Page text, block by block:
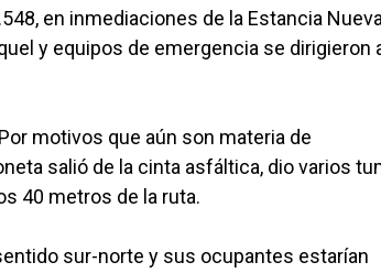
en inmediaciones de la Estancia
y equipos de emergencia se dirigieron
motivos que aún son materia de
salió de la cinta asfáltica, dio varios
40 metros de la ruta.
sur-norte y sus ocupantes estarían